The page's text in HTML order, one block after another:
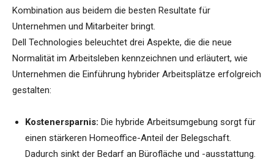
Kombination aus beidem die besten Resultate für
Unternehmen und Mitarbeiter bringt.
Dell Technologies beleuchtet drei Aspekte, die die neue
Normalität im Arbeitsleben kennzeichnen und erläutert, wie
Unternehmen die Einführung hybrider Arbeitsplätze erfolgreich
gestalten:
Kostenersparnis: Die hybride Arbeitsumgebung sorgt für
einen stärkeren Homeoffice-Anteil der Belegschaft.
Dadurch sinkt der Bedarf an Bürofläche und -ausstattung.